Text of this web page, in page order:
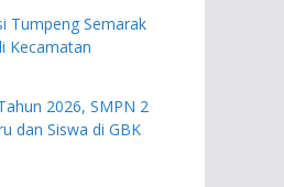
Tumpeng Semarak
Kecamatan
2026, SMPN 2
dan Siswa di GBK